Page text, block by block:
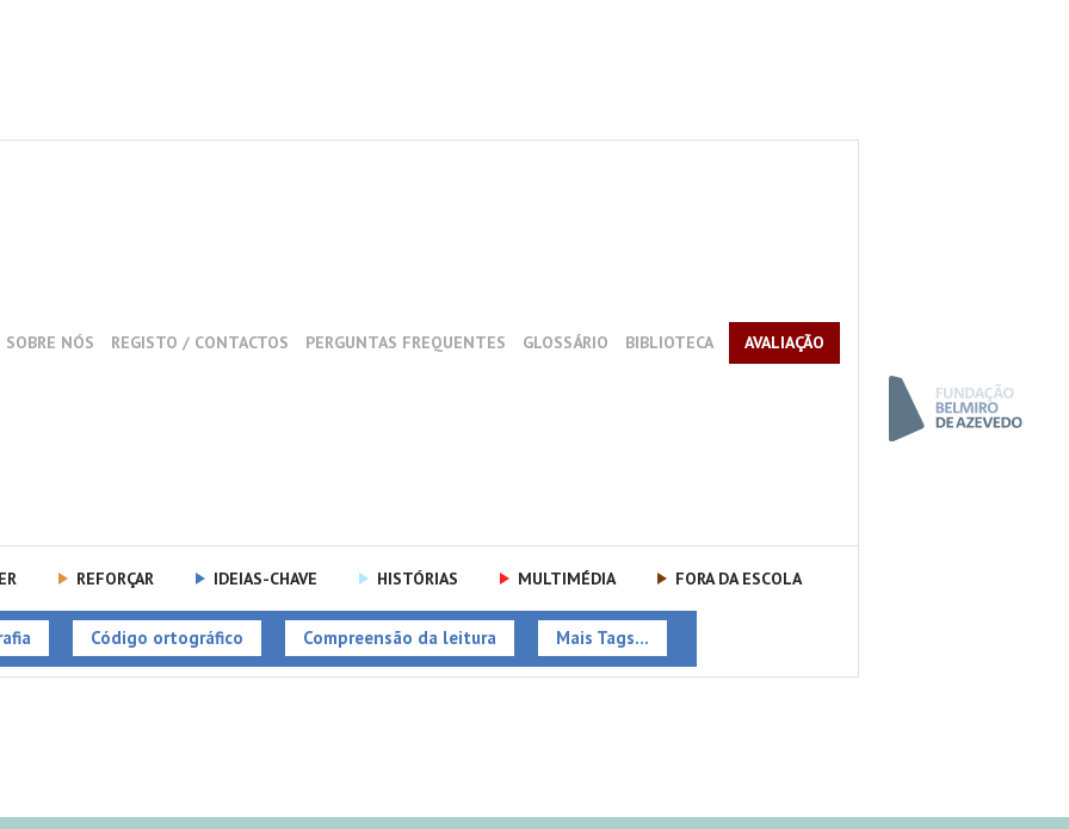
REFORÇAR IDEIAS-CHAVE HISTÓRIAS MULTIMÉDIA FORA DA ESCOLA
Código ortográfico Compreensão da leitura Mais Tags...
SOBRE NÓS REGISTO / CONTACTOS PERGUNTAS FREQUENTES GLOSSÁRIO BIBLIOTECA AVALIAÇÃO